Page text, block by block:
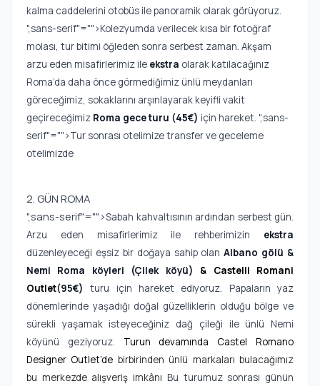
kalma caddelerini otobüs ile panoramik olarak görüyoruz.
",sans-serif"="">Kolezyumda verilecek kısa bir fotoğraf
molası, tur bitimi öğleden sonra serbest zaman. Akşam
arzu eden misafirlerimiz ile ekstra olarak katılacağınız
Roma’da daha önce görmediğimiz ünlü meydanları
göreceğimiz, sokaklarını arşınlayarak keyifli vakit
geçireceğimiz Roma gece turu (45€) için hareket. ",sans-
serif"="">Tur sonrası otelimize transfer ve geceleme
otelimizde
2. GÜN ROMA
",sans-serif"="">Sabah kahvaltısının ardından serbest gün.
Arzu eden misafirlerimiz ile rehberimizin ekstra
düzenleyeceği eşsiz bir doğaya sahip olanAlbano gölü &
Nemi Roma köyleri (Çilek köyü) & Castelli Romani
Outlet(95€)turu için hareket ediyoruz. Papaların yaz
dönemlerinde yaşadığı doğal güzelliklerin olduğu bölge ve
sürekli yaşamak isteyeceğiniz dağ çileği ile ünlü Nemi
köyünü geziyoruz. Turun devamında Castel Romano
Designer Outlet’de birbirinden ünlü markaları bulacağımız
bu merkezde alışveriş imkânı Bu turumuz sonrası günün